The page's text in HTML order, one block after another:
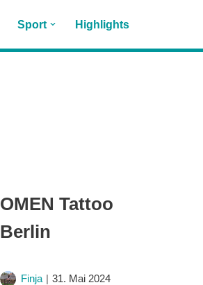
Sport Highlights
OMEN Tattoo
Berlin
Finja 31. Mai 2024